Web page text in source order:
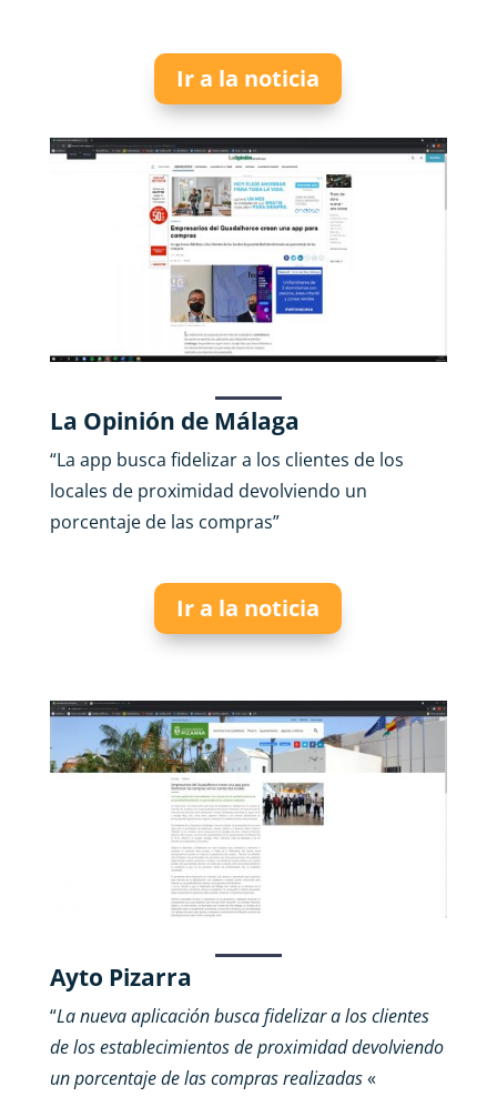
Ir a la noticia
La Opinión de Málaga
“La app busca fidelizar a los clientes de los
locales de proximidad devolviendo un
porcentaje de las compras”
Ir a la noticia
Ayto Pizarra
“La nueva aplicación busca fidelizar a los clientes
de los establecimientos de proximidad devolviendo
un porcentaje de las compras realizadas«